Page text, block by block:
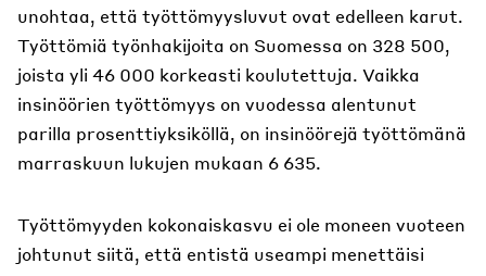
unohtaa, että työttömyysluvut ovat edelleen karut.
Työttömiä työnhakijoita on Suomessa on 328 500,
joista yli 46 000 korkeasti koulutettuja. Vaikka
insinöörien työttömyys on vuodessa alentunut
parilla prosenttiyksiköllä, on insinöörejä työttömänä
marraskuun lukujen mukaan 6 635.
Työttömyyden kokonaiskasvu ei ole moneen vuoteen
johtunut siitä, että entistä useampi menettäisi